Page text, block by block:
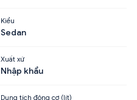
Kiểu
Sedan
Xuất xứ
Nhập khẩu
Dung tích động cơ (lít)